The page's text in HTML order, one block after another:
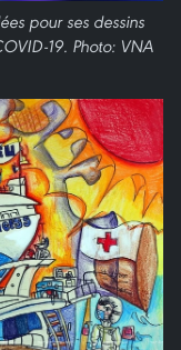
pour ses dessins
19. Photo: VNA